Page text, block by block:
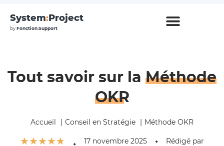
System:Project
byFonction:Support
Tout savoir sur la Méthode
OKR
Accueil Conseil en Stratégie Méthode OKR
☆☆☆☆☆ ✦ 17 novembre 2025 ✦ Rédigé par